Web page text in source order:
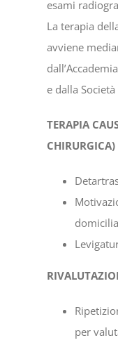
esami
La terapia
avviene
e dalla
TERAPIA
CHIRURGICA)
per